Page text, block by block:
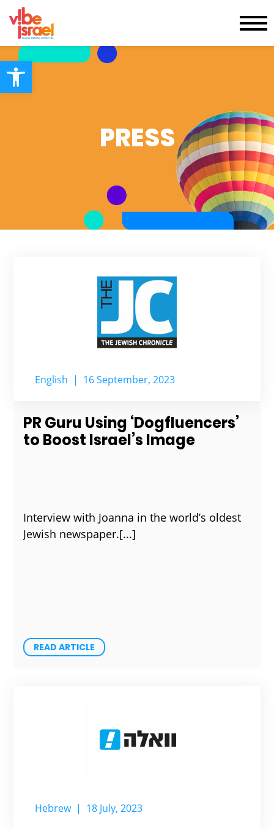
Open toolbar
PRESS
English | 16 September, 2023
PR Guru Using ‘Dogfluencers’
to Boost Israel’s Image
Interview with Joanna in the world’s oldest
Jewish newspaper.
READ ARTICLE
Hebrew| 18 July, 2023